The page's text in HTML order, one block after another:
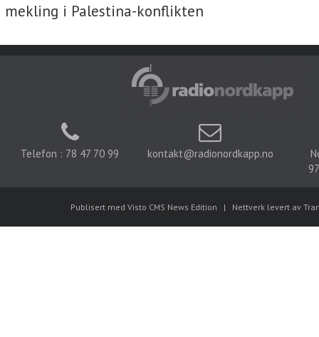
mekling i Palestina-konflikten
Telefon : 78 47 70 99 kontakt@radionordkapp.no
Publisert med Visto CMS News Edition | Nettverk levert av